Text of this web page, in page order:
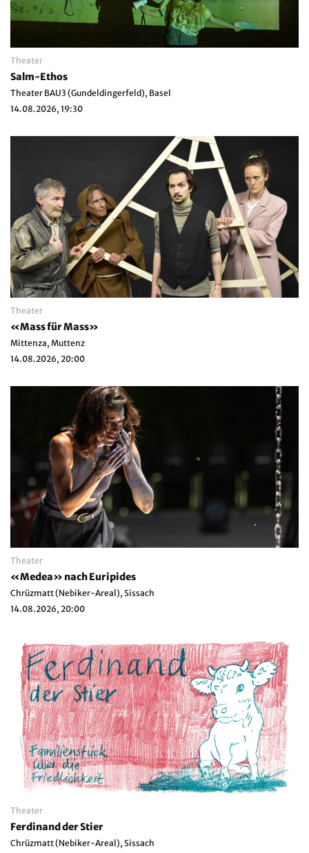
Theater
Salm-Ethos
Theater BAU3 (Gundeldingerfeld), Basel
14.08.2026, 19:30
Theater
«Mass für Mass»
Mittenza, Muttenz
14.08.2026, 20:00
Theater
«Medea» nach Euripides
Chrüzmatt (Nebiker-Areal), Sissach
14.08.2026, 20:00
Theater
Ferdinand der Stier
Chrüzmatt (Nebiker-Areal), Sissach